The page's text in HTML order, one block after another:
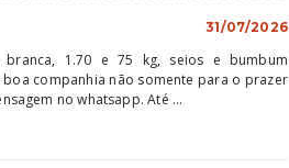
31/07/2026
1.70 e 75 kg, seios e bumbum
companhia não somente para o prazer
no whatsapp. Até ...